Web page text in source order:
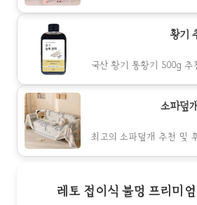
황기
국산 황기 통황기 500g 추
소파덮
최고의 소파덮개 추천 및
레토 접이식 불멍 프리미